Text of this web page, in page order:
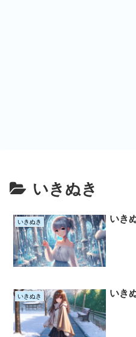
いきぬき
いきぬき いき
いきぬき いき